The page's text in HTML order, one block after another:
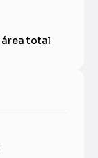
área total